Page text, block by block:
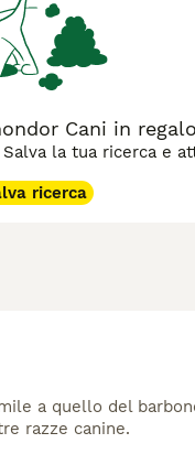
per questa
Cani in
la tua ricerca e
ricerca
a quello del
razze canine.